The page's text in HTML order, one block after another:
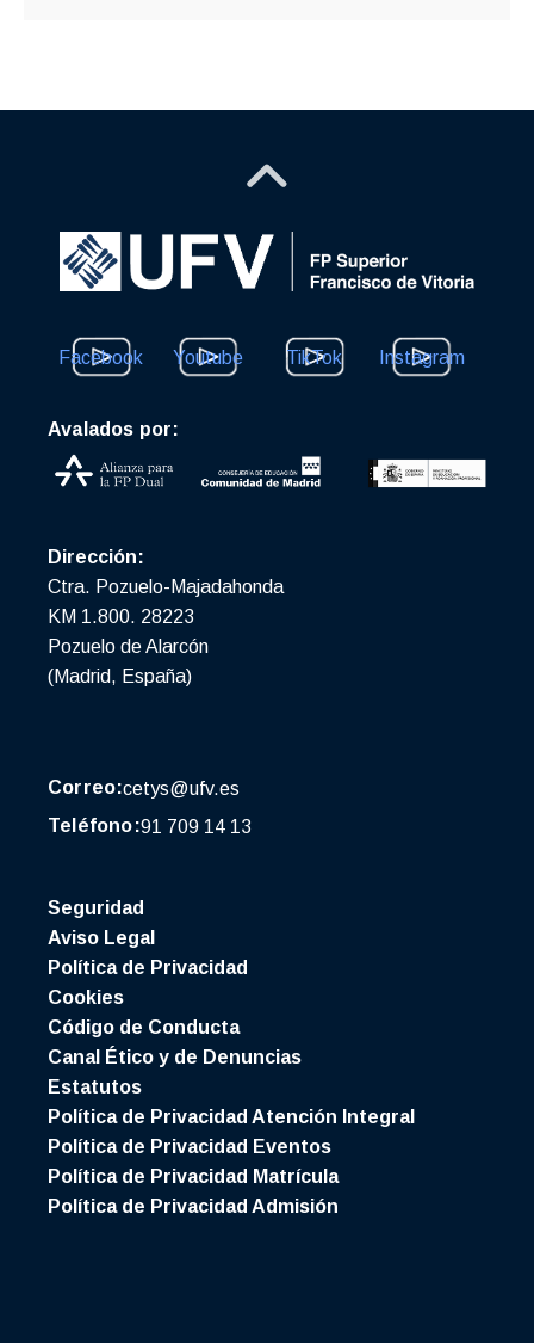
Facebook Youtube TikTok Instagram
Avalados por:
Dirección:
Ctra. Pozuelo-Majadahonda
KM 1.800. 28223
Pozuelo de Alarcón
(Madrid, España)
Correo:cetys@ufv.es
Teléfono:91 709 14 13
Seguridad
Aviso Legal
Política de Privacidad
Cookies
Código de Conducta
Canal Ético y de Denuncias
Estatutos
Política de Privacidad Atención Integral
Política de Privacidad Eventos
Política de Privacidad Matrícula
Política de Privacidad Admisión